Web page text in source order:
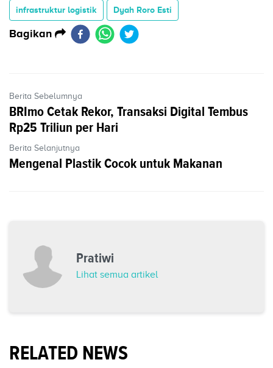
infrastruktur logistik Dyah Roro Esti
Bagikan
Berita Sebelumnya
BRImo Cetak Rekor, Transaksi Digital Tembus
Rp25 Triliun per Hari
Berita Selanjutnya
Mengenal Plastik Cocok untuk Makanan
Pratiwi
Lihat semua artikel
RELATED NEWS